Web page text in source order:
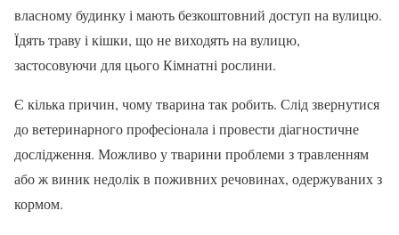
власному будинку і мають безкоштовний доступ на вулицю.
Їдять траву і кішки, що не виходять на вулицю,
застосовуючи для цього Кімнатні рослини.
Є кілька причин, чому тварина так робить. Слід звернутися
до ветеринарного професіонала і провести діагностичне
дослідження. Можливо у тварини проблеми з травленням
або ж виник недолік в поживних речовинах, одержуваних з
кормом.